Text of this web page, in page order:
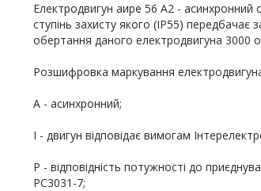
Електродвигун аире 56 A2 -
ступінь захисту якого (IP55) передбачає
обертання даного електродвигуна 3000
Розшифровка маркування
А - асинхронний;
І - двигун відповідає вимогам
Р - відповідність потужності до
РС3031-7;